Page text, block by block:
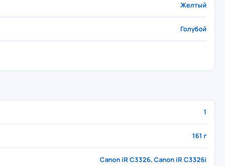
Желтый
Голубой
1
161 г
Canon iR C3326, Canon iR C3326i